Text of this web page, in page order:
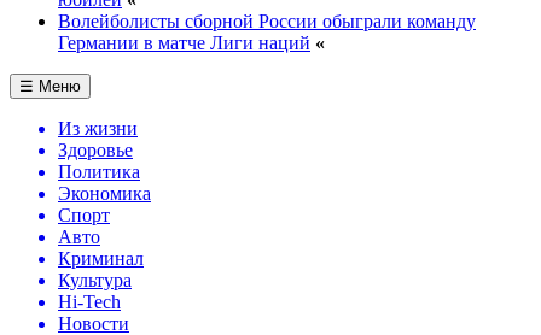
Волейболисты сборной России обыграли команду
Германии в матче Лиги наций «
☰ Меню
Из жизни
Здоровье
Политика
Экономика
Спорт
Авто
Криминал
Культура
Hi-Tech
Новости